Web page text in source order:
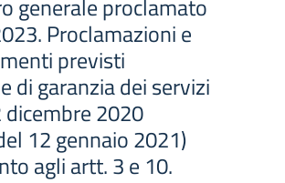
generale proclamato
Proclamazioni e
previsti
di garanzia dei servizi
2020
12 gennaio 2021)
agli artt. 3 e 10.